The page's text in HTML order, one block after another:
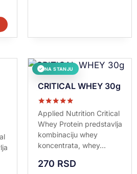
✓ NA STANJU
CRITICAL WHEY 30g
Ocenjeno sa
5.00
od 5
Applied Nutrition Critical
Whey Protein predstavlja
kombinaciju whey
koncentrata, whey...
270 RSD